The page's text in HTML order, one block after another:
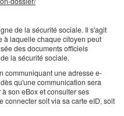
de la sécurité sociale. Il s'agit
à laquelle chaque citoyen peut
des documents officiels
la sécurité sociale.
communiquant une adresse e-
qu'une communication sera
son eBox et consulter ses
connecter soit via sa carte eID, soit